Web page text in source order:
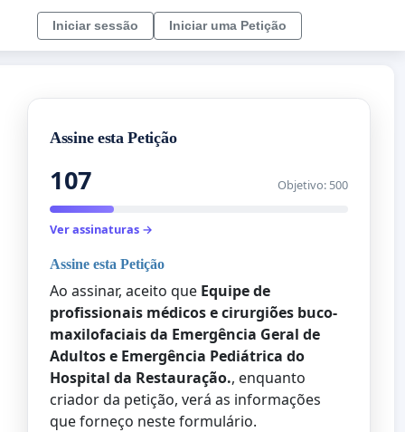
Iniciar sessão Iniciar uma Petição
Assine esta Petição
107 Objetivo: 500
Ver assinaturas →
Assine esta Petição
Ao assinar, aceito que Equipe de
profissionais médicos e cirurgiões buco-
maxilofaciais da Emergência Geral de
Adultos e Emergência Pediátrica do
Hospital da Restauração., enquanto
criador da petição, verá as informações
que forneço neste formulário.